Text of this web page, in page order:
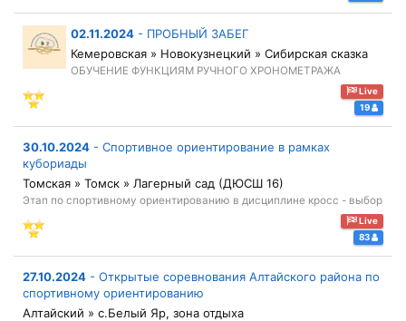
02.11.2024 - ПРОБНЫЙ ЗАБЕГ
Кемеровская » Новокузнецкий » Сибирская сказка
ОБУЧЕНИЕ ФУНКЦИЯМ РУЧНОГО ХРОНОМЕТРАЖА
Live
19
30.10.2024 - Спортивное ориентирование в рамках
кубориады
Томская » Томск » Лагерный сад (ДЮСШ 16)
Этап по спортивному ориентированию в дисциплине кросс - выбор
Live
83
27.10.2024 - Открытые соревнования Алтайского района по
спортивному ориентированию
Алтайский » с.Белый Яр, зона отдыха